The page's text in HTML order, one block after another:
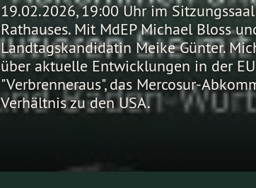
19.02.2026, 19:00 Uhr im
Rathauses. Mit MdEP Michael Bloss
Landtagskandidatin Meike Günter.
über aktuelle Entwicklungen in der
"Verbrenneraus", das Mercosur-
Verhältnis zu den USA.